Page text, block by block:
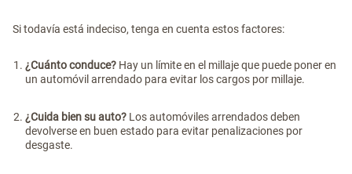
Si todavía está indeciso, tenga en cuenta estos factores:
¿Cuánto conduce? Hay un límite en el millaje que puede poner en
un automóvil arrendado para evitar los cargos por millaje.
¿Cuida bien su auto? Los automóviles arrendados deben
devolverse en buen estado para evitar penalizaciones por
desgaste.